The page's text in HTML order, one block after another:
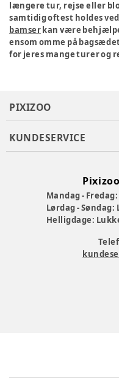
længere tur, rejse eller
samtidig oftest holdes
bamserkan være
ensom omme på
for jeres mange turer og
PIXIZOO
KUNDESERVICE
Mandag -
Lørdag -
Helligdage: